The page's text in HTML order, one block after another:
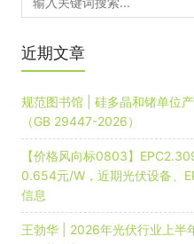
近期文章
规范图书馆 | 硅多晶和锗单位
（GB 29447-2026）
【价格风向标0803】
0.654元/W，近期光伏设备、
信息
王勃华 | 2026年光伏行业上半